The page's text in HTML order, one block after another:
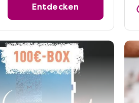
Entdecken